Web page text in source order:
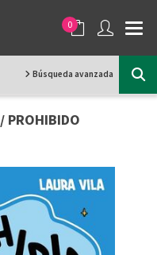
0
Búsqueda avanzada
/ PROHIBIDO